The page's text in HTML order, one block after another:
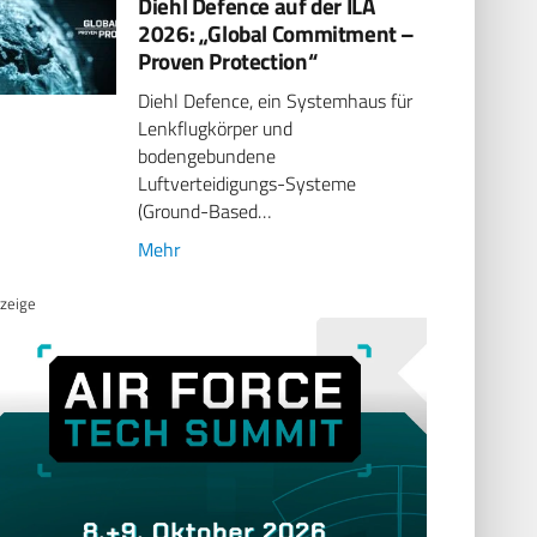
2026: „Global Commitment –
Proven Protection“
Diehl Defence, ein Systemhaus für
Lenkflugkörper und
bodengebundene
Luftverteidigungs-Systeme
(Ground-Based…
Mehr